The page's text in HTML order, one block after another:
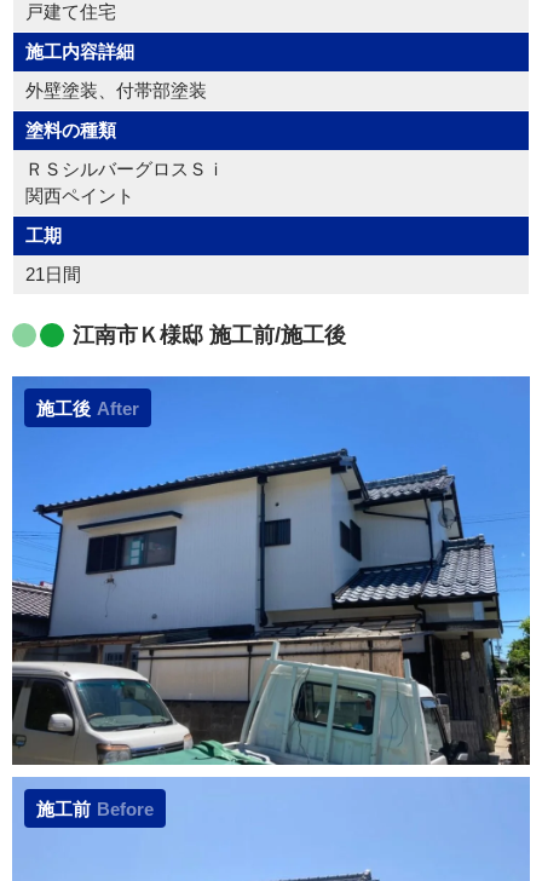
戸建て住宅
施工内容詳細
外壁塗装、付帯部塗装
塗料の種類
ＲＳシルバーグロスＳｉ
関西ペイント
工期
21日間
江南市Ｋ様邸 施工前/施工後
施工後 After
施工前 Before